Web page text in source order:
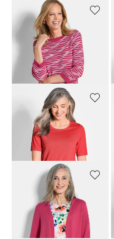
GOLDNER
Strickpullover mit Wellenmuster
39,95 €69,95 €
30-Tage-Bestpreis**: 49,95 €
GOLDNER
39,95 €59,95 €
+ 2
59,95 €79,95 €
30-Tage-Bestpreis**: 69,95 € (-14%)